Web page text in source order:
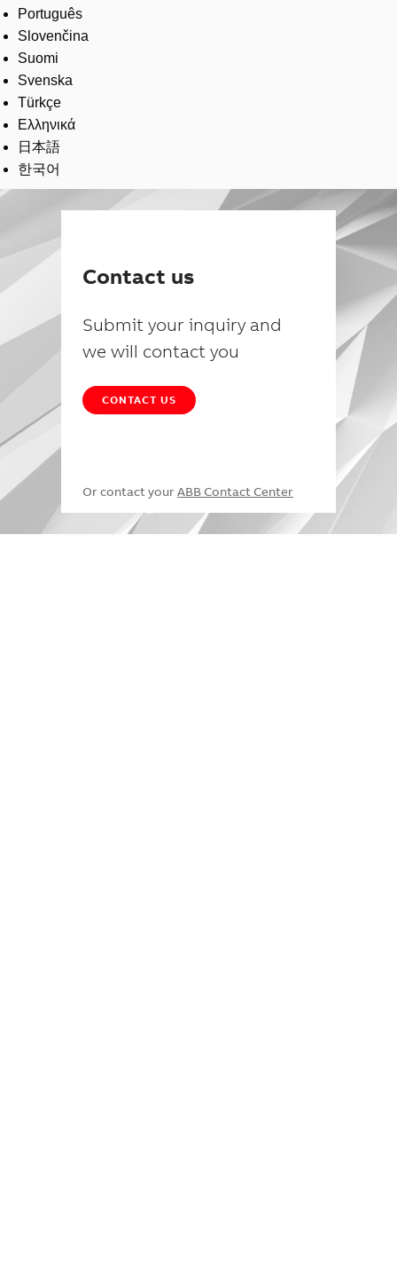
Português
Slovenčina
Suomi
Svenska
Türkçe
Ελληνικά
日本語
한국어
Contact us
Submit your inquiry and
we will contact you
CONTACT US
Or contact your ABB Contact Center